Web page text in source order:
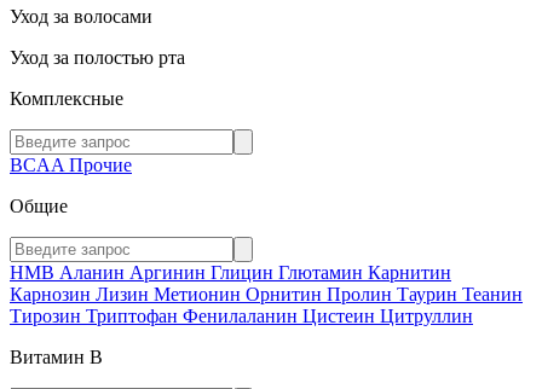
Уход за волосами
Уход за полостью рта
Комплексные
BCAA Прочие
Общие
HMB Аланин Аргинин Глицин Глютамин Карнитин
Карнозин Лизин Метионин Орнитин Пролин Таурин Теанин
Тирозин Триптофан Фенилаланин Цистеин Цитруллин
Витамин В